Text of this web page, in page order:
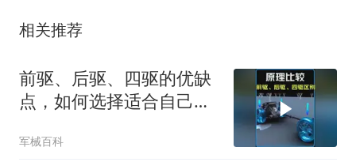
相关推荐
前驱、后驱、四驱的优缺
点，如何选择适合自己的
军械百科